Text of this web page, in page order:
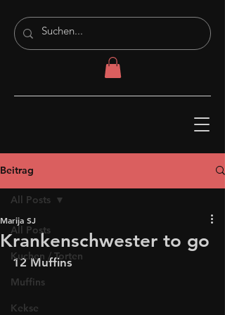
Beitrag
All Posts
Kuchen / Torten
Muffins
Kekse
All Posts
Krankenschwester to go
Marija SJ
12 Muffins